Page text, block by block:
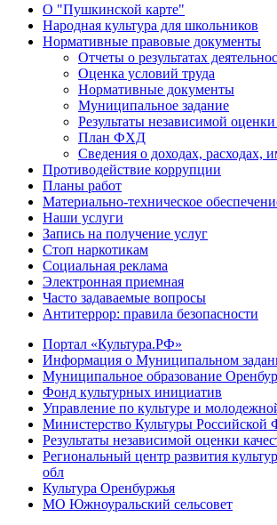
О "Пушкинской карте"
Народная культура для школьников
Нормативные правовые документы
Отчеты о результатах
Оценка условий труда
Нормативные документы
Муниципальное задание
Результаты независимой
План ФХД
Сведения о доходах, расходах,
Противодействие коррупции
Планы работ
Материально-техническое
Наши услуги
Запись на получение услуг
Стоп наркотикам
Социальная реклама
Электронная приемная
Часто задаваемые вопросы
Антитеррор: правила безопасности
Портал «Культура.РФ»
Информация о Муниципальном
Муниципальное образование
Фонд культурных инициатив
Управление по культуре и
Министерство Культуры Российской
Результаты независимой оценки
Региональный центр развития
обл
Культура Оренбуржья
МО Южноуральский сельсовет